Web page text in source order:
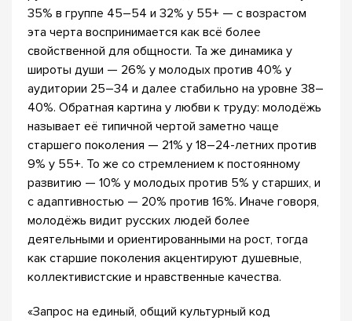
35% в группе 45–54 и 32% у 55+ — с возрастом
эта черта воспринимается как всё более
свойственной для общности. Та же динамика у
широты души — 26% у молодых против 40% у
аудитории 25–34 и далее стабильно на уровне 38–
40%. Обратная картина у любви к труду: молодёжь
называет её типичной чертой заметно чаще
старшего поколения — 21% у 18–24-летних против
9% у 55+. То же со стремлением к постоянному
развитию — 10% у молодых против 5% у старших, и
с адаптивностью — 20% против 16%. Иначе говоря,
молодёжь видит русских людей более
деятельными и ориентированными на рост, тогда
как старшие поколения акцентируют душевные,
коллективистские и нравственные качества.
«Запрос на единый, общий культурный код